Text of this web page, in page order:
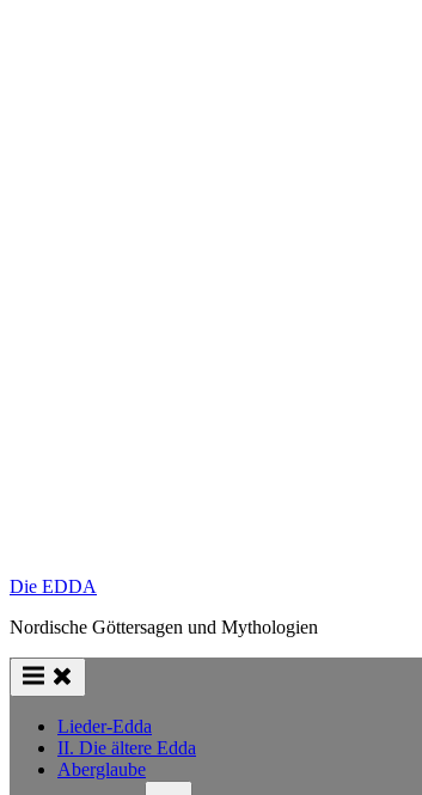
Die EDDA
Nordische Göttersagen und Mythologien
Lieder-Edda
II. Die ältere Edda
Aberglaube